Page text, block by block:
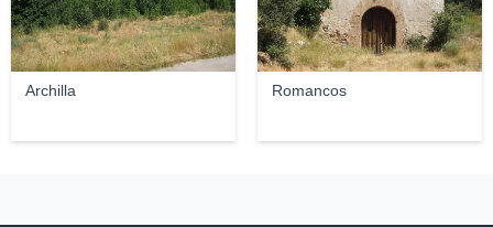
Archilla Romancos